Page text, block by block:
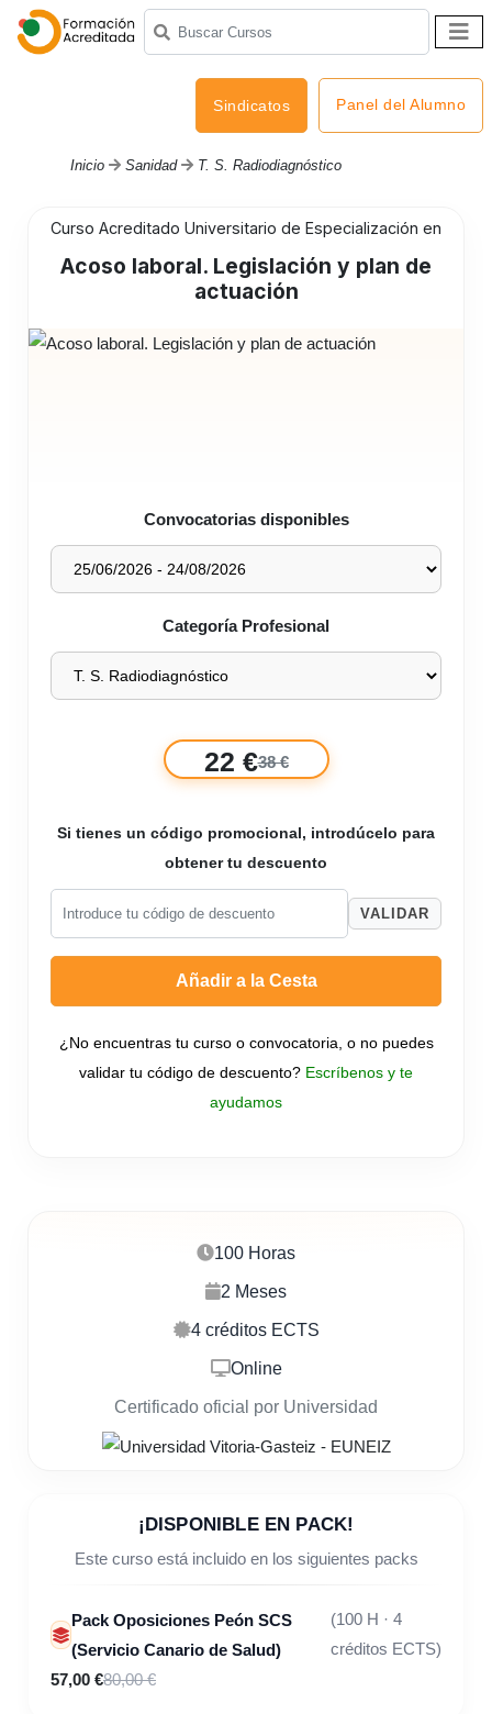
Sindicatos Panel del Alumno
Inicio Sanidad T. S. Radiodiagnóstico
100 Horas
2 Meses
4 créditos ECTS
Online
Certificado oficial por Universidad
¡DISPONIBLE EN PACK!
Este curso está incluido en los siguientes packs
Pack Oposiciones Peón SCS
(Servicio Canario de Salud)
(100 H · 4
créditos ECTS)
57,00 €80,00 €
Curso Acreditado Universitario de Especialización en
Acoso laboral. Legislación y plan de
actuación
Convocatorias disponibles
Categoría Profesional
22 €38 €
Si tienes un código promocional, introdúcelo para
obtener tu descuento
VALIDAR
Añadir a la Cesta
¿No encuentras tu curso o convocatoria, o no puedes
validar tu código de descuento? Escríbenos y te
ayudamos